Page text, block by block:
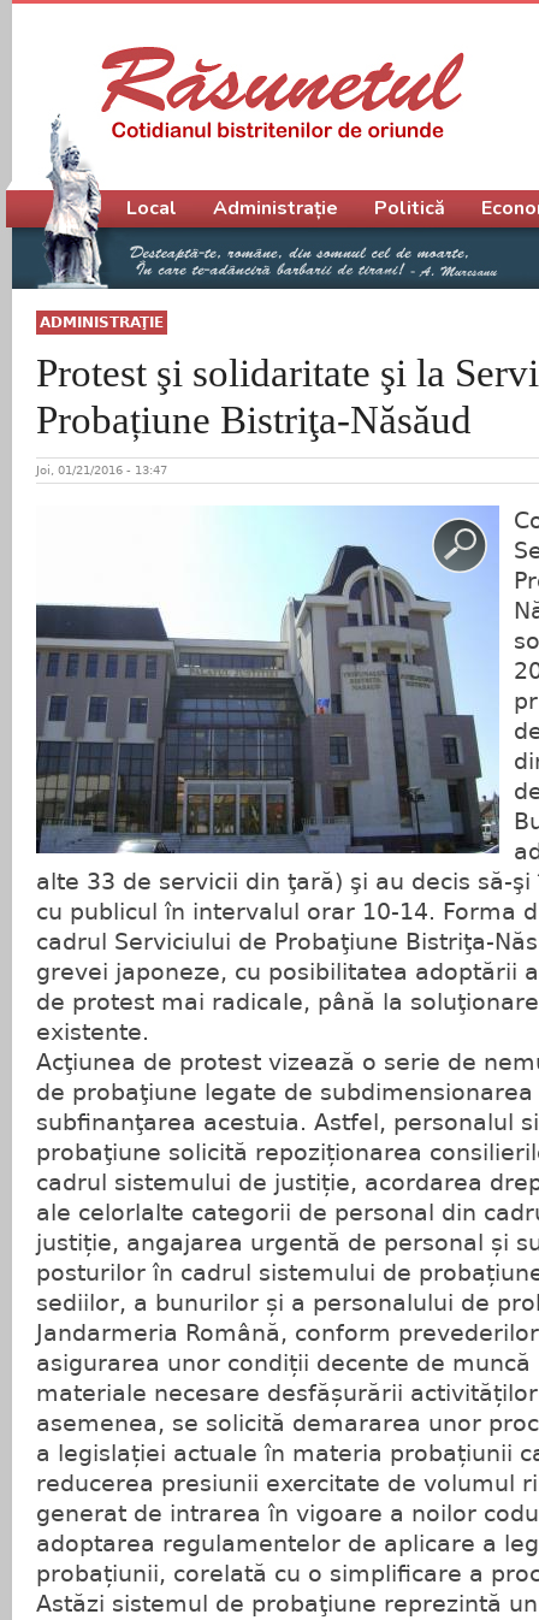
ADMINISTRAŢIE
Protest şi solidaritate şi la
Probațiune Bistriţa-Năsăud
Joi, 01/21/2016 - 13:47
alte 33 de servicii din ţară) şi au decis să-
cu publicul în intervalul orar 10-14. Forma
cadrul Serviciului de Probaţiune Bistriţa-
grevei japoneze, cu posibilitatea adoptării
de protest mai radicale, până la
existente.
Acţiunea de protest vizează o serie de
de probaţiune legate de
subfinanţarea acestuia. Astfel, personalul
probaţiune solicită repoziționarea
cadrul sistemului de justiție, acordarea
ale celorlalte categorii de personal din
justiție, angajarea urgentă de personal și
posturilor în cadrul sistemului de
sediilor, a bunurilor și a personalului de
Jandarmeria Română, conform
asigurarea unor condiții decente de muncă
materiale necesare desfășurării
asemenea, se solicită demararea unor
a legislației actuale în materia probațiunii
reducerea presiunii exercitate de volumul
generat de intrarea în vigoare a noilor
adoptarea regulamentelor de aplicare a
probațiunii, corelată cu o simplificare a
Astăzi sistemul de probaţiune reprezintă
Meniu principal
Local Administrație Politică